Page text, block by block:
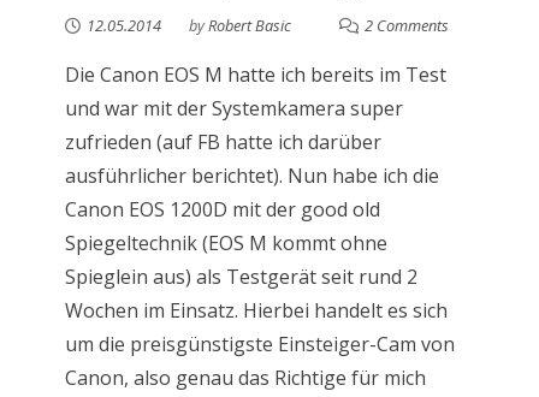
12.05.2014 byRobert Basic 2 Comments
Die Canon EOS M hatte ich bereits im Test
und war mit der Systemkamera super
zufrieden (auf FB hatte ich darüber
ausführlicher berichtet). Nun habe ich die
Canon EOS 1200D mit der good old
Spiegeltechnik (EOS M kommt ohne
Spieglein aus) als Testgerät seit rund 2
Wochen im Einsatz. Hierbei handelt es sich
um die preisgünstigste Einsteiger-Cam von
Canon, also genau das Richtige für mich